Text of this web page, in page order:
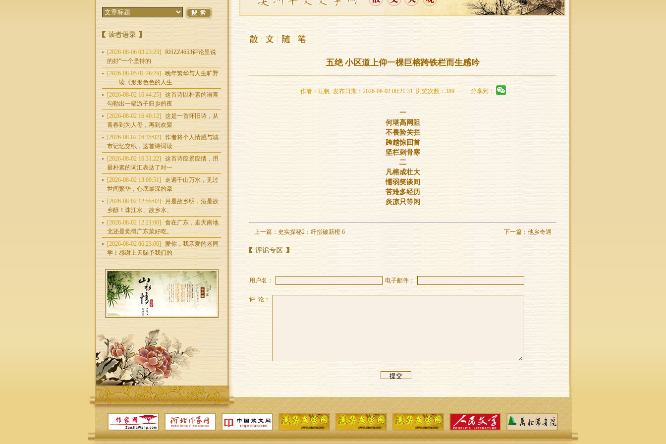
[2026-08-06 03:23:23]
RHZZ4653评论里说
的好“一个坚持的
[2026-08-05 01:26:24]
晚年繁华与人生旷野
——读《形形色色的人生
[2026-08-02 16:44:25]
这首诗以朴素的语言
勾勒出一幅游子归乡的夜
[2026-08-02 16:40:12]
这是一首怀旧诗，从
青春到为人母，再到欢聚
[2026-08-02 16:35:02]
作者将个人情感与城
市记忆交织，这首诗词读
[2026-08-02 16:31:22]
这首诗应景应情，用
最朴素的词汇表达了对一
[2026-08-02 13:09:51]
走遍千山万水，见过
世间繁华，心底最深的牵
[2026-08-02 12:55:02]
月是故乡明，酒是故
乡醇！珠江水、故乡水、
[2026-08-02 12:21:00]
食在广东，走天南地
北还是觉得广东菜好吃。
[2026-08-02 06:23:06]
爱你，我亲爱的老同
学！感谢上天赐予我们的
五绝 小区道上仰一棵巨榕跨铁栏而生感吟
作者：江帆 发布日期：2026-06-02 00:21:31 浏览次数：389 分享到：
一
何堪高网阻
不畏险关拦
跨越惊回首
坚栏刺骨寒
二
凡榕成壮大
懦弱笑谈间
苦难多经历
炎凉只等闲
上一篇： 史实探秘2：纤指破新橙 6 下一篇： 他乡奇遇
用户名： 电子邮件：
评 论：